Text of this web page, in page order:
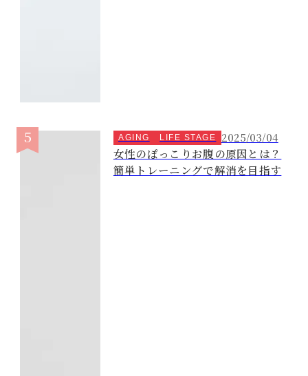
AGING LIFE STAGE 2025/03/04
女性のぽっこりお腹の原因とは？
簡単トレーニングで解消を目指す